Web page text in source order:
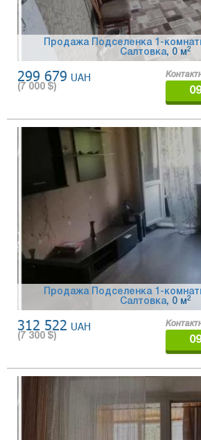
Продажа Подселенка 1-
Салтовка, 0 м 2
299 679 UAH
(7 000 $)
Продажа Подселенка 1-
Салтовка, 0 м 2
312 522 UAH
(7 300 $)